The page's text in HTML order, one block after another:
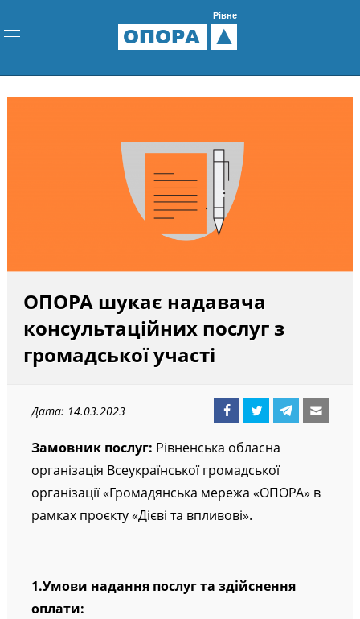
ОПОРА
Рівне
ОПОРА шукає надавача
консультаційних послуг з
громадської участі
Дата: 14.03.2023
Замовник послуг: Рівненська обласна
організація Всеукраїнської громадської
організації «Громадянська мережа «ОПОРА» в
рамках проєкту «Дієві та впливові».
1.Умови надання послуг та здійснення
оплати: